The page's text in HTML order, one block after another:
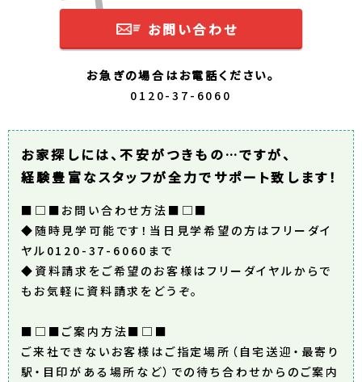
お問い合わせ
お急ぎの場合はお電話ください。
0120-37-6060
お家探しには、不安がつきもの…ですが、
経験豊富なスタッフが全力でサポート致します！
■□■お問い合わせ方法■□■
◆随時見学可能です！当日見学希望の方はフリーダイ
ヤル0120-37-6060まで
◆資料請求をご希望のお客様はフリーダイヤルからで
もお気軽に資料請求をどうぞ。
■□■ご案内方法■□■
ご来社できないお客様はご指定場所（自宅送迎・最寄り
駅・目印がある場所など）での待ち合わせからのご案内